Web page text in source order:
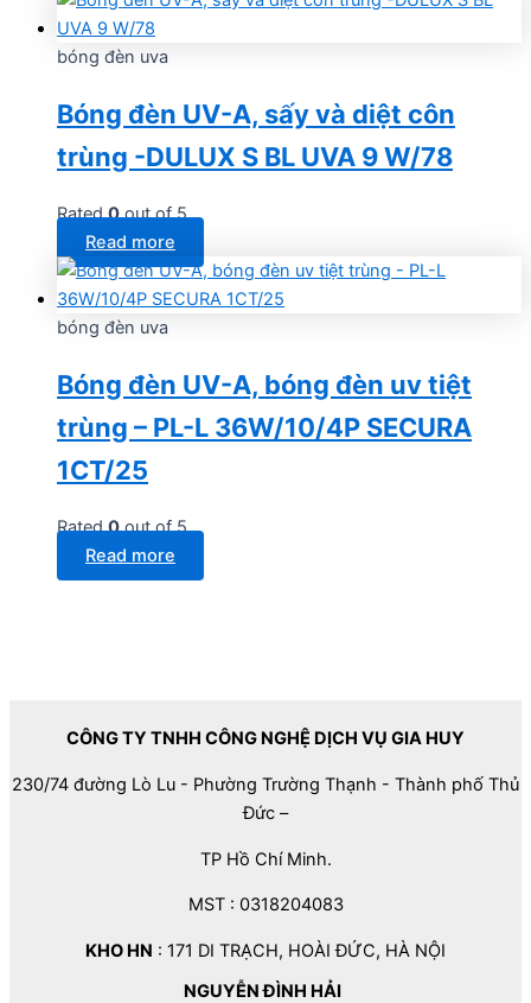
bóng đèn uva
Bóng đèn UV-A, sấy và diệt côn
trùng -DULUX S BL UVA 9 W/78
Rated0out of 5
Read more
bóng đèn uva
Bóng đèn UV-A, bóng đèn uv tiệt
trùng – PL-L 36W/10/4P SECURA
1CT/25
Rated0out of 5
Read more
CÔNG TY TNHH CÔNG NGHỆ DỊCH VỤ GIA HUY
230/74 đường Lò Lu - Phường Trường Thạnh - Thành phố Thủ
Đức –
TP Hồ Chí Minh.
MST : 0318204083
KHO HN : 171 DI TRẠCH, HOÀI ĐỨC, HÀ NỘI
NGUYỄN ĐÌNH HẢI